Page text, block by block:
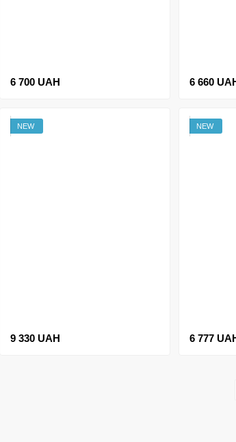
6 700 UAH 6 660
NEW
9 330 UAH
NEW
6 777